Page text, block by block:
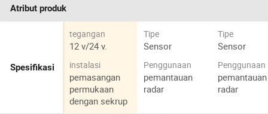
Atribut produk
Spesifikasi
tegangan
12 v/24 v.
instalasi
pemasangan
permukaan
dengan sekrup
Tipe
Sensor
Penggunaan
pemantauan
radar
Tipe
Sensor
Penggunaan
pemantauan
radar